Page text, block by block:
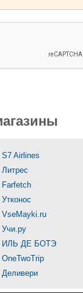
S7 Airlines
Литрес
Farfetch
Утконос
VseMayki.ru
Учи.ру
ИЛЬ ДЕ БОТЭ
OneTwoTrip
Деливери